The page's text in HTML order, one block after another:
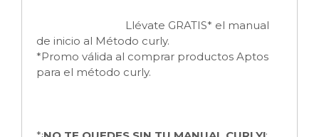
Llévate GRATIS* el manual
de inicio al Método curly.
*Promo válida al comprar productos Aptos
para el método curly.